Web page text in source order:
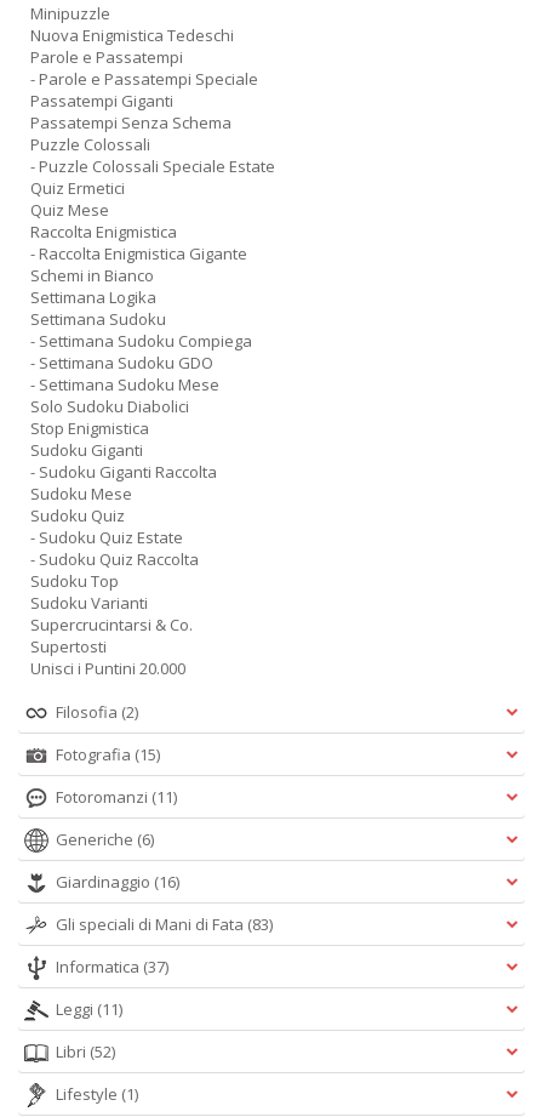
Minipuzzle
Nuova Enigmistica Tedeschi
Parole e Passatempi
- Parole e Passatempi Speciale
Passatempi Giganti
Passatempi Senza Schema
Puzzle Colossali
- Puzzle Colossali Speciale Estate
Quiz Ermetici
Quiz Mese
Raccolta Enigmistica
- Raccolta Enigmistica Gigante
Schemi in Bianco
Settimana Logika
Settimana Sudoku
- Settimana Sudoku Compiega
- Settimana Sudoku GDO
- Settimana Sudoku Mese
Solo Sudoku Diabolici
Stop Enigmistica
Sudoku Giganti
- Sudoku Giganti Raccolta
Sudoku Mese
Sudoku Quiz
- Sudoku Quiz Estate
- Sudoku Quiz Raccolta
Sudoku Top
Sudoku Varianti
Supercrucintarsi & Co.
Supertosti
Unisci i Puntini 20.000
Filosofia (2)
Fotografia (15)
Fotoromanzi (11)
Generiche (6)
Giardinaggio (16)
Gli speciali di Mani di Fata (83)
Informatica (37)
Leggi (11)
Libri (52)
Lifestyle (1)